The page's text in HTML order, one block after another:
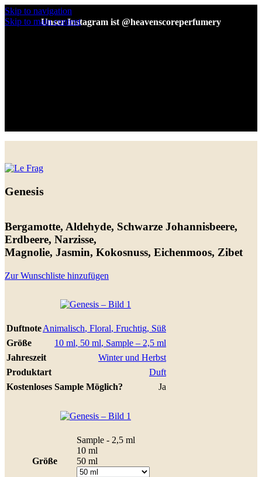
Skip to navigation
Skip to main content
Unser Instagram ist @heavenscoreperfumery
Genesis
Bergamotte, Aldehyde, Schwarze Johannisbeere,
Erdbeere, Narzisse,
Magnolie, Jasmin, Kokosnuss, Eichenmoos, Zibet
Zur Wunschliste hinzufügen
DuftnoteAnimalisch, Floral, Fruchtig, Süß
Größe
10 ml, 50 ml, Sample – 2,5 ml
Jahreszeit
Winter und Herbst
Produktart
Duft
Kostenloses Sample Möglich?
Ja
Größe
Sample - 2,5 ml
10 ml
50 ml